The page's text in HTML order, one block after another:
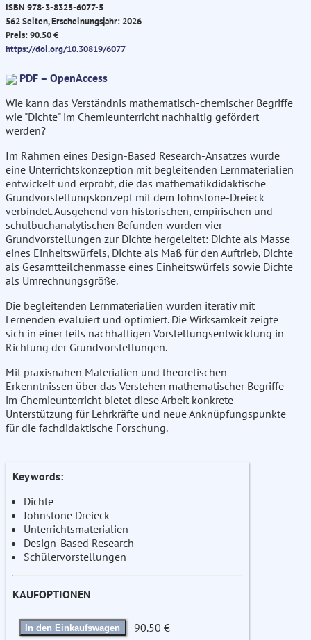
ISBN 978-3-8325-6077-5
562 Seiten, Erscheinungsjahr: 2026
Preis: 90.50 €
https://doi.org/10.30819/6077
PDF – OpenAccess
Wie kann das Verständnis mathematisch-chemischer Begriffe
wie "Dichte" im Chemieunterricht nachhaltig gefördert
werden?
Im Rahmen eines Design-Based Research-Ansatzes wurde
eine Unterrichtskonzeption mit begleitenden Lernmaterialien
entwickelt und erprobt, die das mathematikdidaktische
Grundvorstellungskonzept mit dem Johnstone-Dreieck
verbindet. Ausgehend von historischen, empirischen und
schulbuchanalytischen Befunden wurden vier
Grundvorstellungen zur Dichte hergeleitet: Dichte als Masse
eines Einheitswürfels, Dichte als Maß für den Auftrieb, Dichte
als Gesamtteilchenmasse eines Einheitswürfels sowie Dichte
als Umrechnungsgröße.
Die begleitenden Lernmaterialien wurden iterativ mit
Lernenden evaluiert und optimiert. Die Wirksamkeit zeigte
sich in einer teils nachhaltigen Vorstellungsentwicklung in
Richtung der Grundvorstellungen.
Mit praxisnahen Materialien und theoretischen
Erkenntnissen über das Verstehen mathematischer Begriffe
im Chemieunterricht bietet diese Arbeit konkrete
Unterstützung für Lehrkräfte und neue Anknüpfungspunkte
für die fachdidaktische Forschung.
Keywords:
Dichte
Johnstone Dreieck
Unterrichtsmaterialien
Design-Based Research
Schülervorstellungen
KAUFOPTIONEN
In den Einkaufswagen 90.50 €